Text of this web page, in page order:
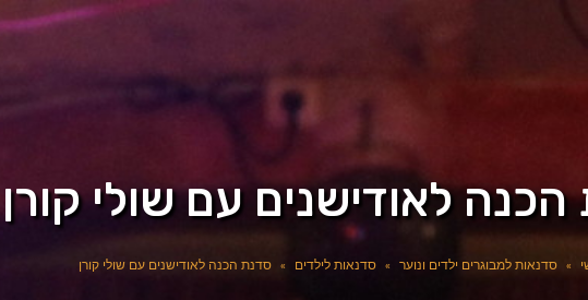
לאודישנים עם שולי קורן
» סדנאות למבוגרים ילדים ונוער » סדנאות לילדים » סדנת הכנה לאודישנים עם שולי קורן